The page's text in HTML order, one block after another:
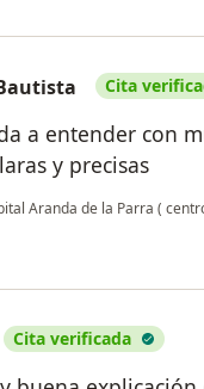
Cita
a entender con
y precisas
Aranda de la Parra (
Cita verificada